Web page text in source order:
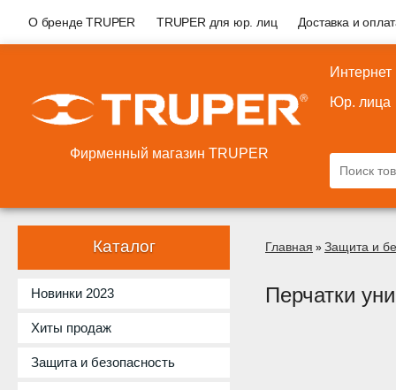
О бренде TRUPER TRUPER для юр. лиц Доставка и
Фирменный магазин TRUPER
Интернет
Юр. лица
Каталог
Новинки 2023
Хиты продаж
Защита и безопасность
Главная » Защита и
Перчатки